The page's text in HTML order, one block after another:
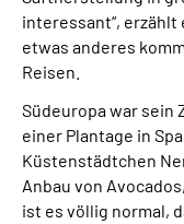
interessant“, erzählt
etwas anderes
Reisen.
Südeuropa war sein
einer Plantage in
Küstenstädtchen
Anbau von
ist es völlig normal,